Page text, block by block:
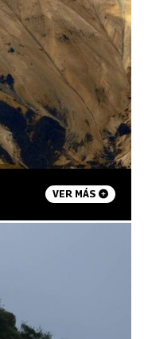
VER MÁS